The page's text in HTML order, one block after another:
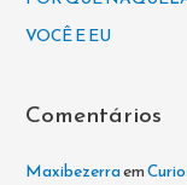
p
o
:
VOCÊ E EU
Comentários
Maxibezerraem